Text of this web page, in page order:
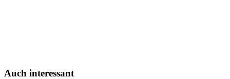
Auch interessant